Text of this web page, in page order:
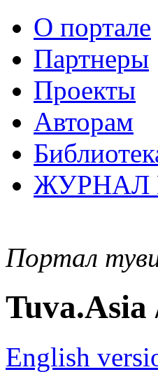
О портале
Партнеры
Проекты
Авторам
ЖУРНАЛ
Портал
English